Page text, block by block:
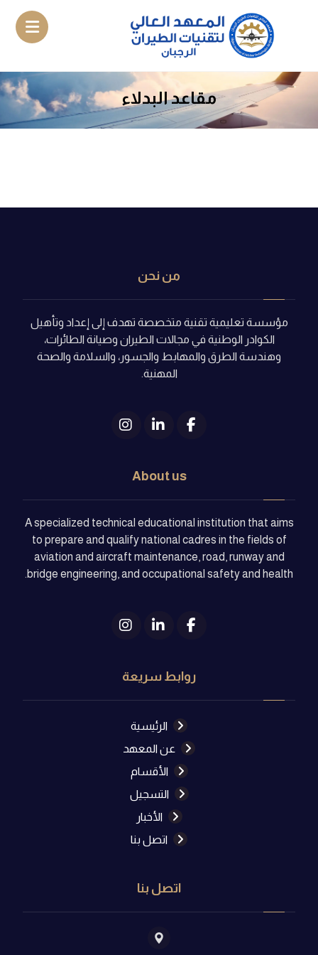
مقاعد البدلاء
من نحن
مؤسسة تعليمية تقنية متخصصة تهدف إلى إعداد وتأهيل
الكوادر الوطنية في مجالات الطيران وصيانة الطائرات،
وهندسة الطرق والمهابط والجسور، والسلامة والصحة
المهنية.
About us
A specialized technical educational institution that aims
to prepare and qualify national cadres in the fields of
aviation and aircraft maintenance, road, runway and
bridge engineering, and occupational safety and health.
روابط سريعة
الرئيسية
عن المعهد
الأقسام
التسجيل
الأخبار
اتصل بنا
اتصل بنا